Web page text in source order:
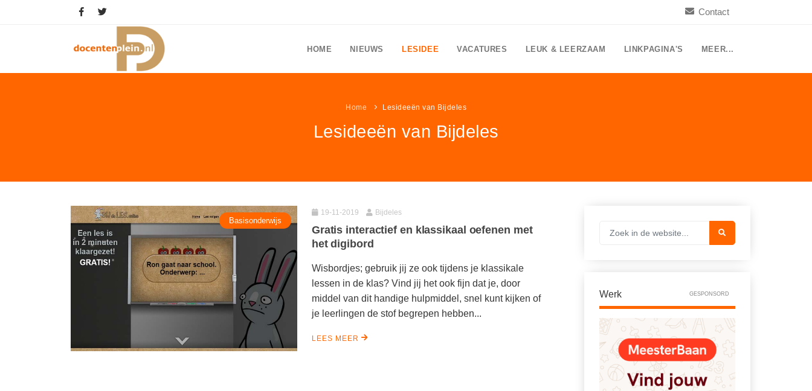
Contact
HOME NIEUWS LESIDEE VACATURES LEUK & LEERZAAM LINKPAGINA'S MEER...
Home Lesideeën van Bijdeles
Lesideeën van Bijdeles
Basisonderwijs
19-11-2019 Bijdeles
Gratis interactief en klassikaal oefenen met
het digibord
Wisbordjes; gebruik jij ze ook tijdens je klassikale
lessen in de klas? Vind jij het ook fijn dat je, door
middel van dit handige hulpmiddel, snel kunt kijken of
je leerlingen de stof begrepen hebben...
LEES MEER
Werk GESPONSORD